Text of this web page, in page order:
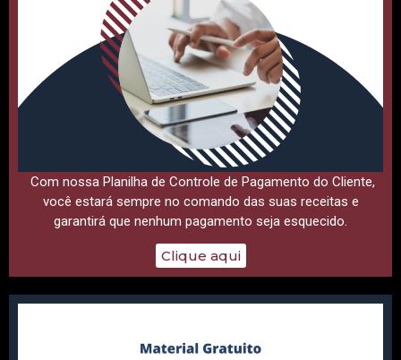
Com nossa Planilha de Controle de Pagamento do Cliente,
você estará sempre no comando das suas receitas e
garantirá que nenhum pagamento seja esquecido.
Clique aqui